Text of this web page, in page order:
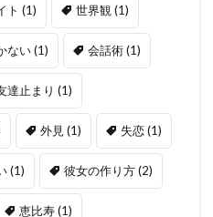
ト (1) 世界観 (1)
ない(1) 会話術(1)
達止まり (1)
外見 (1) 失恋(1)
(1) 彼女の作り方(2)
恵比寿(1)